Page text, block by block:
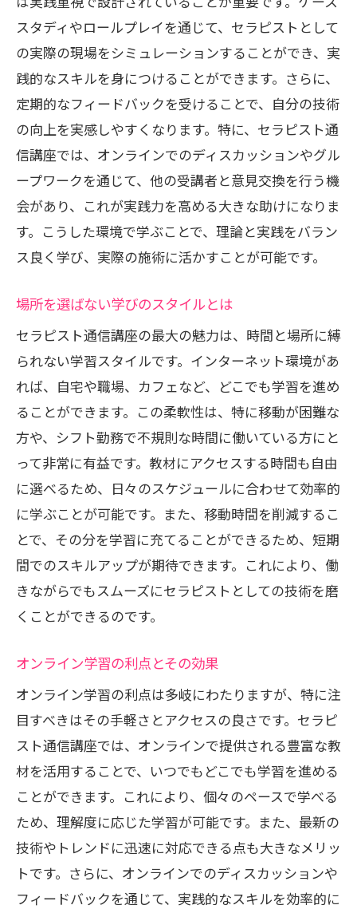
スタディやロールプレイを通じて、セラピストとして
の実際の現場をシミュレーションすることができ、実
践的なスキルを身につけることができます。さらに、
定期的なフィードバックを受けることで、自分の技術
の向上を実感しやすくなります。特に、セラピスト通
信講座では、オンラインでのディスカッションやグル
ープワークを通じて、他の受講者と意見交換を行う機
会があり、これが実践力を高める大きな助けになりま
す。こうした環境で学ぶことで、理論と実践をバラン
ス良く学び、実際の施術に活かすことが可能です。
場所を選ばない学びのスタイルとは
セラピスト通信講座の最大の魅力は、時間と場所に縛
られない学習スタイルです。インターネット環境があ
れば、自宅や職場、カフェなど、どこでも学習を進め
ることができます。この柔軟性は、特に移動が困難な
方や、シフト勤務で不規則な時間に働いている方にと
って非常に有益です。教材にアクセスする時間も自由
に選べるため、日々のスケジュールに合わせて効率的
に学ぶことが可能です。また、移動時間を削減するこ
とで、その分を学習に充てることができるため、短期
間でのスキルアップが期待できます。これにより、働
きながらでもスムーズにセラピストとしての技術を磨
くことができるのです。
オンライン学習の利点とその効果
オンライン学習の利点は多岐にわたりますが、特に注
目すべきはその手軽さとアクセスの良さです。セラピ
スト通信講座では、オンラインで提供される豊富な教
材を活用することで、いつでもどこでも学習を進める
ことができます。これにより、個々のペースで学べる
ため、理解度に応じた学習が可能です。また、最新の
技術やトレンドに迅速に対応できる点も大きなメリッ
トです。さらに、オンラインでのディスカッションや
フィードバックを通じて、実践的なスキルを効率的に